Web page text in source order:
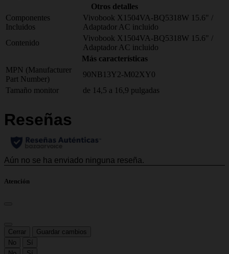
Otros detalles
Componentes
Incluidos
Vivobook X1504VA-BQ5318W 15.6" /
Adaptador AC incluido
Contenido
Vivobook X1504VA-BQ5318W 15.6" /
Adaptador AC incluido
Más características
MPN (Manufacturer
Part Number)
90NB13Y2-M02XY0
Tamaño monitor
de 14,5 a 16,9 pulgadas
Atención
Cerrar
Guardar cambios
No
Sí